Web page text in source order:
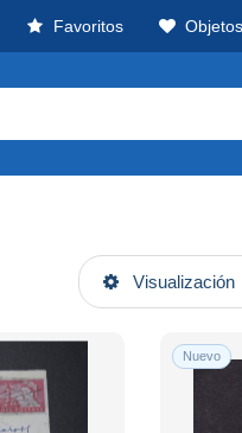
Favoritos
Visualización
Nuevo